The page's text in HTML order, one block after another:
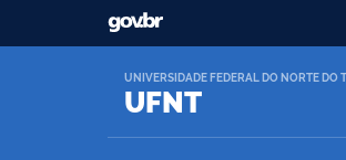
Ir para o conteúdo
UNIVERSIDADE FEDERAL DO NORTE DO
UFNT